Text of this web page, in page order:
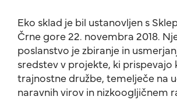
Eko sklad je bil ustanovljen s
Črne gore 22. novembra 2018.
poslanstvo je zbiranje in
sredstev v projekte, ki prispevajo
trajnostne družbe, temelječe na
naravnih virov in nizkoogljičnem